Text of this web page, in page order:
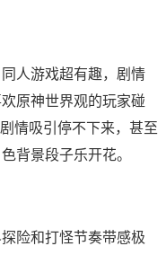
人游戏超有趣，剧情
原神世界观的玩家碰
情吸引停不下来，甚至
背景段子乐开花。
险和打怪节奏带感极